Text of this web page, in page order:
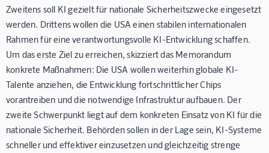
Zweitens soll KI gezielt für nationale Sicherheitszwecke eingesetzt
werden. Drittens wollen die USA einen stabilen internationalen
Rahmen für eine verantwortungsvolle KI-Entwicklung schaffen.
Um das erste Ziel zu erreichen, skizziert das Memorandum
konkrete Maßnahmen: Die USA wollen weiterhin globale KI-
Talente anziehen, die Entwicklung fortschrittlicher Chips
vorantreiben und die notwendige Infrastruktur aufbauen. Der
zweite Schwerpunkt liegt auf dem konkreten Einsatz von KI für die
nationale Sicherheit. Behörden sollen in der Lage sein, KI-Systeme
schneller und effektiver einzusetzen und gleichzeitig strenge